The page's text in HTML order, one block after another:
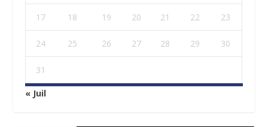
17 18 19 20 21 22 23
24 25 26 27 28 29 30
31
« Juil